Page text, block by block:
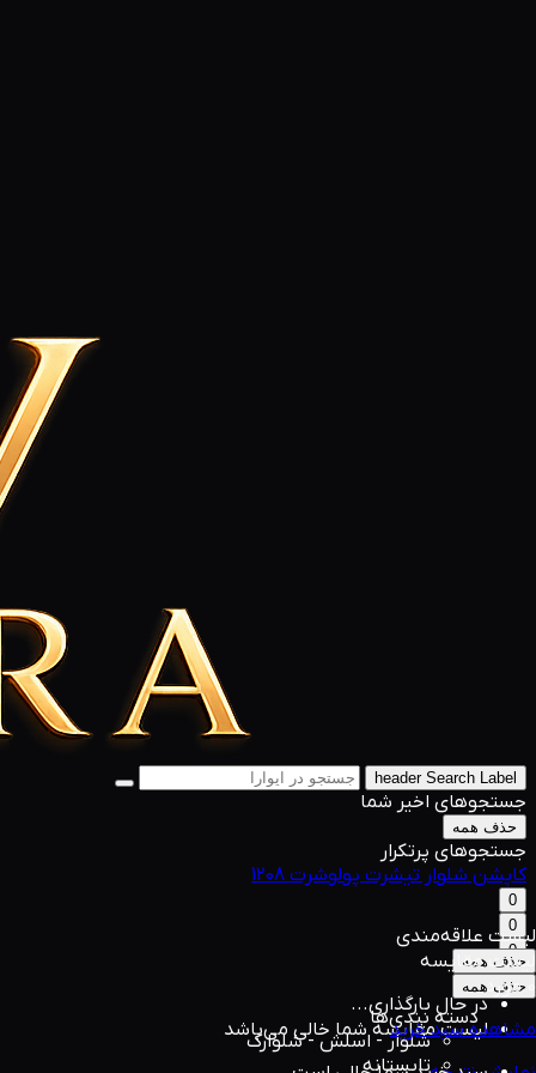
header Search Label
جستجوهای اخیر شما
حذف همه
جستجوهای پرتکرار
کاپشنشلوارتیشرتپولوشرت1208
0
لیست علاقه‌مندی
حذف همه
در حال بارگذاری...
0
لیست مقایسه
حذف همه
لیست مقایسه شما خالی می‌باشد
0
مشاهده سبد خرید
دسته بندی‌ها
شلوار - اسلش - شلوارک
تابستانه